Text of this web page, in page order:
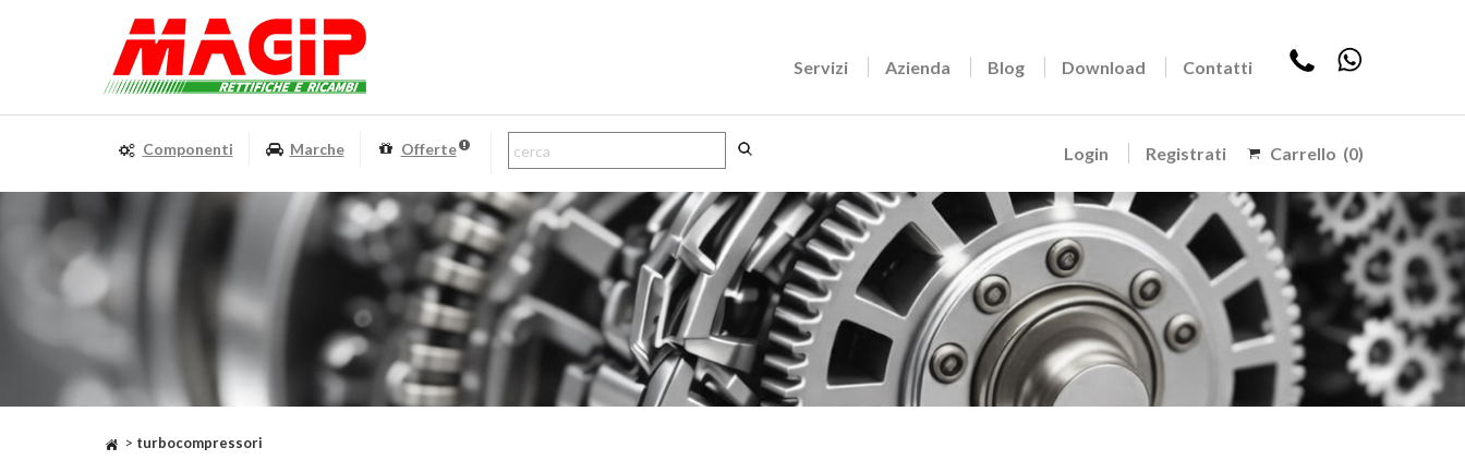
Servizi Azienda Blog Download Contatti
Login Registrati Carrello (0)
Componenti Marche Offerte
> turbocompressori